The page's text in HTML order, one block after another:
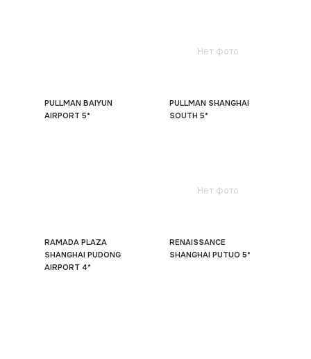
PULLMAN BAIYUN
AIRPORT 5*
Нет фото
PULLMAN SHANGHAI
SOUTH 5*
RAMADA PLAZA
SHANGHAI PUDONG
AIRPORT 4*
Нет фото
RENAISSANCE
SHANGHAI PUTUO 5*